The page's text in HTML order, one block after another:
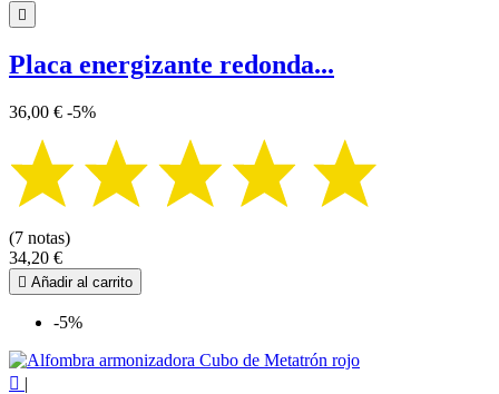

Placa energizante redonda...
36,00 € -5%
(7 notas)
34,20 €
 Añadir al carrito
-5%
 |